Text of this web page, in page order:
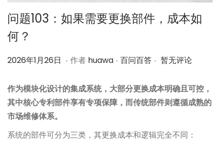
问题103：如果需要更换部件，成本如
何？
作
2026年1月26日 2
2
6
月
. 作者 huawa . 作
百问百答 . 暂无评论
作为模块化设计的集成系统，大部分更换成本明确且可控，
其中核心专利部件享有专项保障，而传统部件则遵循成熟的
市场维修体系。
系统的部件可分为三类，其更换成本和逻辑完全不同：